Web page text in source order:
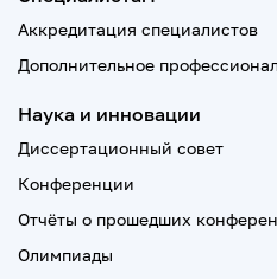
Аккредитация специалистов
Дополнительное
Наука и инновации
Диссертационный совет
Конференции
Отчёты о прошедших
Олимпиады